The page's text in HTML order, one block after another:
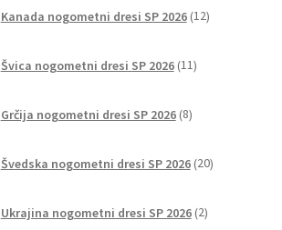
Kanada nogometni dresi SP 2026 12izdelkov
Švica nogometni dresi SP 2026 11izdelkov
Grčija nogometni dresi SP 2026 8izdelkov
Švedska nogometni dresi SP 2026 20izdelkov
Ukrajina nogometni dresi SP 2026 2izdelka